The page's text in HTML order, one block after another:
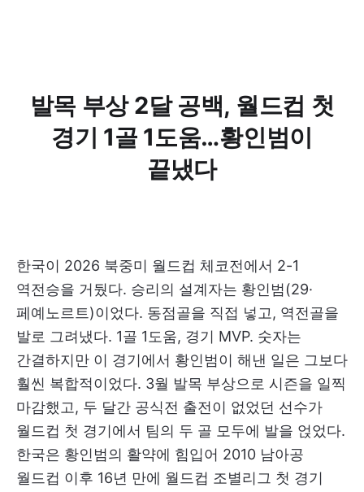
발목 부상 2달 공백, 월드컵 첫
경기 1골 1도움…황인범이
끝냈다
한국이 2026 북중미 월드컵 체코전에서 2-1
역전승을 거뒀다. 승리의 설계자는 황인범(29·
페예노르트)이었다. 동점골을 직접 넣고, 역전골을
발로 그려냈다. 1골 1도움, 경기 MVP. 숫자는
간결하지만 이 경기에서 황인범이 해낸 일은 그보다
훨씬 복합적이었다. 3월 발목 부상으로 시즌을 일찍
마감했고, 두 달간 공식전 출전이 없었던 선수가
월드컵 첫 경기에서 팀의 두 골 모두에 발을 얹었다.
한국은 황인범의 활약에 힘입어 2010 남아공
월드컵 이후 16년 만에 월드컵 조별리그 첫 경기